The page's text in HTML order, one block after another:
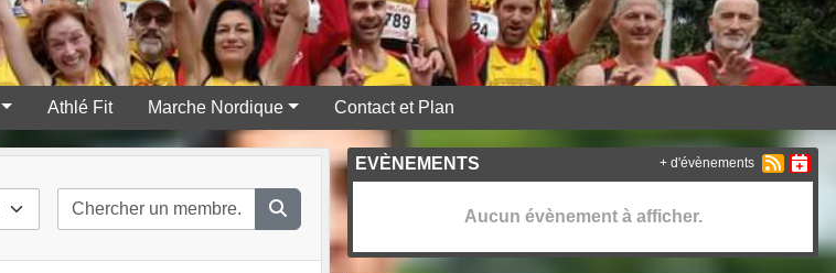
Athlé Fit Marche Nordique Contact et Plan
EVÈNEMENTS
Aucun évènement à afficher.
+ d'évènements